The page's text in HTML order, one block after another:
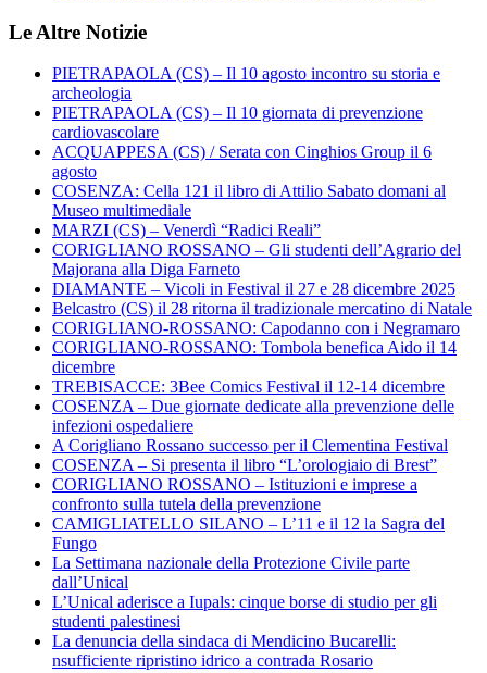
Le Altre Notizie
PIETRAPAOLA (CS) – Il 10 agosto incontro su storia e
archeologia
PIETRAPAOLA (CS) – Il 10 giornata di prevenzione
cardiovascolare
ACQUAPPESA (CS) / Serata con Cinghios Group il 6
agosto
COSENZA: Cella 121 il libro di Attilio Sabato domani al
Museo multimediale
MARZI (CS) – Venerdì “Radici Reali”
CORIGLIANO ROSSANO – Gli studenti dell’Agrario del
Majorana alla Diga Farneto
DIAMANTE – Vicoli in Festival il 27 e 28 dicembre 2025
Belcastro (CS) il 28 ritorna il tradizionale mercatino di Natale
CORIGLIANO-ROSSANO: Capodanno con i Negramaro
CORIGLIANO-ROSSANO: Tombola benefica Aido il 14
dicembre
TREBISACCE: 3Bee Comics Festival il 12-14 dicembre
COSENZA – Due giornate dedicate alla prevenzione delle
infezioni ospedaliere
A Corigliano Rossano successo per il Clementina Festival
COSENZA – Si presenta il libro “L’orologiaio di Brest”
CORIGLIANO ROSSANO – Istituzioni e imprese a
confronto sulla tutela della prevenzione
CAMIGLIATELLO SILANO – L’11 e il 12 la Sagra del
Fungo
La Settimana nazionale della Protezione Civile parte
dall’Unical
L’Unical aderisce a Iupals: cinque borse di studio per gli
studenti palestinesi
La denuncia della sindaca di Mendicino Bucarelli:
nsufficiente ripristino idrico a contrada Rosario